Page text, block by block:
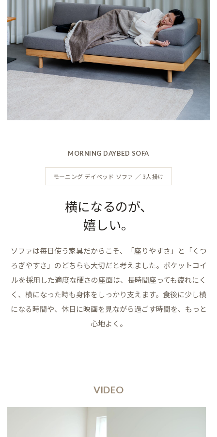
MORNING DAYBED SOFA
モーニング デイベッド ソファ ／ 3人掛け
横になるのが、
嬉しい。
ソファは毎日使う家具だからこそ、「座りやすさ」と「くつ
ろぎやすさ」のどちらも大切だと考えました。ポケットコイ
ルを採用した適度な硬さの座面は、長時間座っても疲れにく
く、横になった時も身体をしっかり支えます。食後に少し横
になる時間や、休日に映画を見ながら過ごす時間を、もっと
心地よく。
VIDEO